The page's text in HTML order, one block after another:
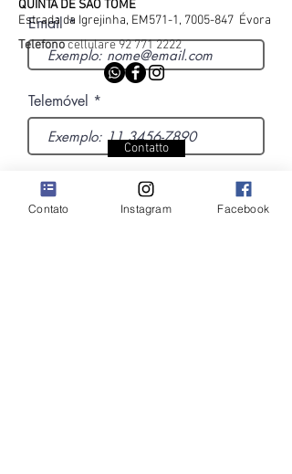
Email
Telemóvel
Próximo
QUINTA DE SÃO TOMÉ
Estrada da Igrejinha, EM571-1, 7005-847 Évora
Telefonocellulare92 771 2222
Contatto
Recrutamento
Contato Instagram Facebook